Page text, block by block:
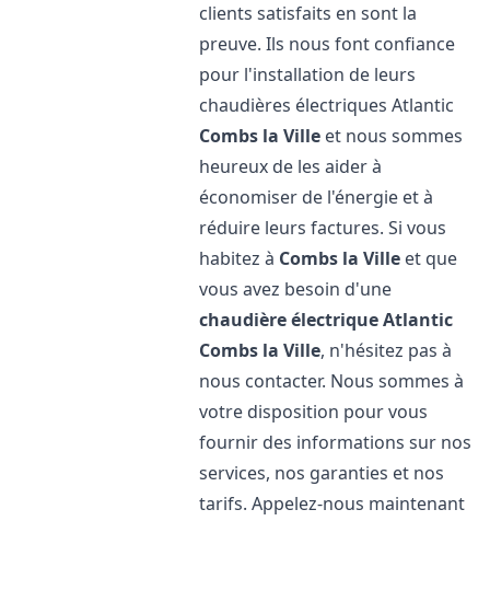
clients satisfaits en sont la
preuve. Ils nous font confiance
pour l'installation de leurs
chaudières électriques Atlantic
Combs la Ville et nous sommes
heureux de les aider à
économiser de l'énergie et à
réduire leurs factures. Si vous
habitez à Combs la Ville et que
vous avez besoin d'une
chaudière électrique Atlantic
Combs la Ville, n'hésitez pas à
nous contacter. Nous sommes à
votre disposition pour vous
fournir des informations sur nos
services, nos garanties et nos
tarifs. Appelez-nous maintenant